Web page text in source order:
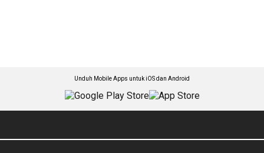
Unduh Mobile Apps untuk iOS dan Android